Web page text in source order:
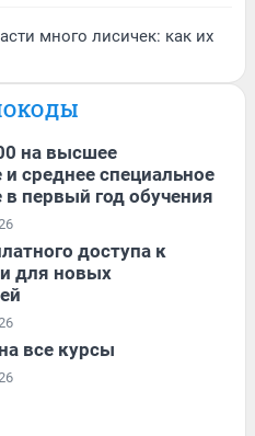
много лисичек: как их
на высшее
среднее специальное
в первый год обучения
доступа к
для новых
все курсы